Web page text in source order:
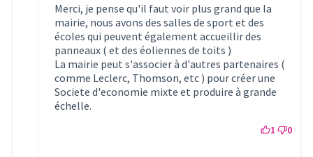
Merci, je pense qu'il faut voir plus grand que la
mairie, nous avons des salles de sport et des
écoles qui peuvent également accueillir des
panneaux ( et des éoliennes de toits )
La mairie peut s'associer à d'autres partenaires (
comme Leclerc, Thomson, etc ) pour créer une
Societe d'economie mixte et produire à grande
échelle.
1 0